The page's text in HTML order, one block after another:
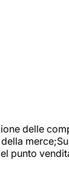
delle
punto